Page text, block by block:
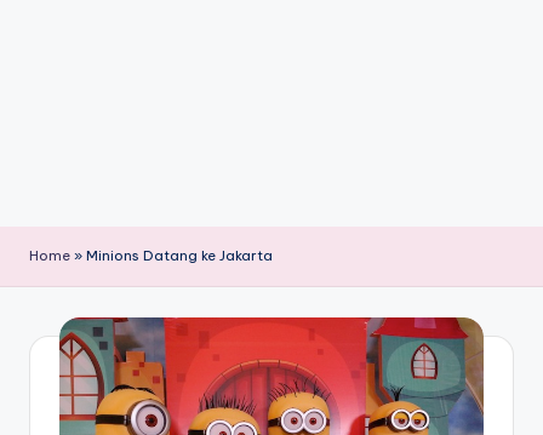
Home » Minions Datang ke Jakarta